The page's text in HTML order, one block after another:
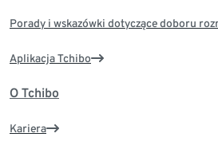
Porady i wskazówki dotyczące doboru
Aplikacja Tchibo
O Tchibo
Kariera